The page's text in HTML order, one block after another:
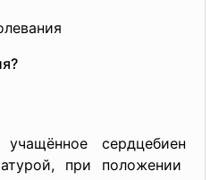
при положении